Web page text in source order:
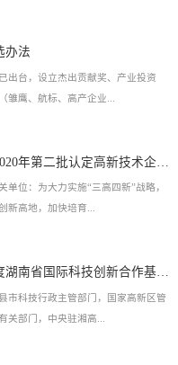
办法
出台，设立杰出贡献奖、产业投资
雏鹰、航标、高产企业...
单位：为大力实施“三高四新”战略，
新高地，加快培育...
关于组织开展2021年度湖南省国际科技创新合作基地申报工作的通知
市科技行政主管部门，国家高新区管
关部门，中央驻湘高...